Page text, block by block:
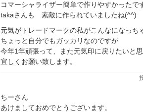
コマーシャライザー簡単で作りやすかったで
takaさんも 素敵に作られていましたね(^^)
元気がトレードマークの私がこんなになっち
ちょっと自分でもガッカリなのですが
今年1年頑張って、また元気印に戻りたいと
宜しくお願い致します。
ちーさん
あけましておめでとうございます。